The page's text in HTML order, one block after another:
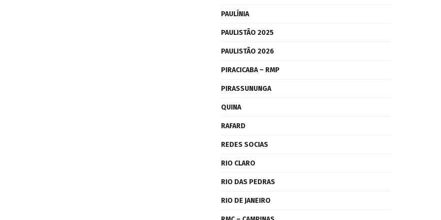
PAULÍNIA
PAULISTÃO 2025
PAULISTÃO 2026
PIRACICABA – RMP
PIRASSUNUNGA
QUINA
RAFARD
REDES SOCIAS
RIO CLARO
RIO DAS PEDRAS
RIO DE JANEIRO